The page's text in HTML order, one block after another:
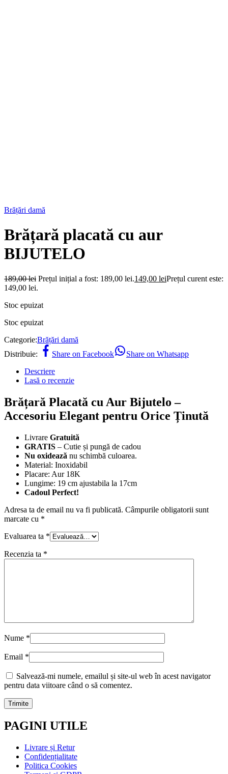
Brățări damă
Brățară placată cu aur
BIJUTELO
189,00lei Prețul inițial a fost: 189,00 lei.149,00 leiPrețul curent este:
149,00 lei.
Stoc epuizat
Stoc epuizat
Categorie:Brățări damă
Distribuie:
Share on Facebook
Share on Whatsapp
Descriere
Lasă o recenzie
Brățară Placată cu Aur Bijutelo –
Accesoriu Elegant pentru Orice Ținută
Livrare Gratuită
GRATIS – Cutie și pungă de cadou
Nu oxidează nu schimbă culoarea.
Material: Inoxidabil
Placare: Aur 18K
Lungime: 19 cm ajustabila la 17cm
Cadoul Perfect!
Adresa ta de email nu va fi publicată. Câmpurile obligatorii sunt
marcate cu *
Evaluarea ta *
Recenzia ta *
Nume *
Email *
Salvează-mi numele, emailul și site-ul web în acest navigator
pentru data viitoare când o să comentez.
PAGINI UTILE
Livrare și Retur
Confidențialitate
Politica Cookies